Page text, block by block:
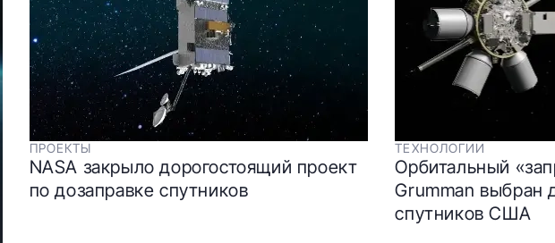
ПРОЕКТЫ
NASA закрыло дорогостоящий проект
по дозаправке спутников
ТЕХНОЛОГИИ
Орбитальный
Grumman выбран
спутников США